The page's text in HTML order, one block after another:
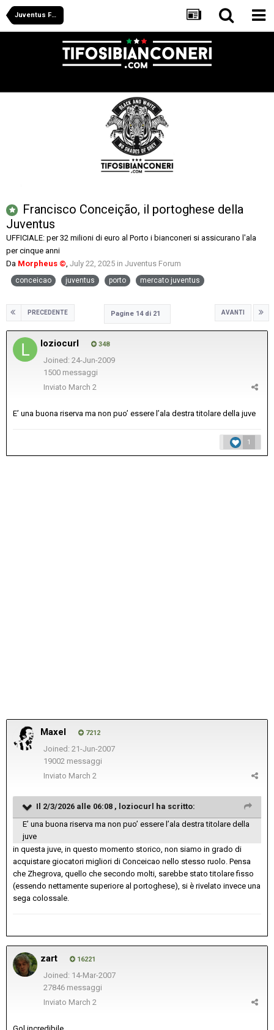
Juventus Forum
Francisco Conceição, il portoghese della
Juventus
UFFICIALE: per 32 milioni di euro al Porto i bianconeri si assicurano l'ala
per cinque anni
Da Morpheus ©, July 22, 2025 in Juventus Forum
conceicao juventus porto mercato juventus
PRECEDENTE AVANTI
Pagine 14 di 21
loziocurl 348
Joined: 24-Jun-2009
1500 messaggi
Inviato March 2
E’ una buona riserva ma non puo’ essere l’ala destra titolare della juve
1
Maxel 7212
Joined: 21-Jun-2007
19002 messaggi
Inviato March 2
Il 2/3/2026 alle 06:08 , loziocurl ha scritto:
E’ una buona riserva ma non puo’ essere l’ala destra titolare della
juve
in questa juve, in questo momento storico, non siamo in grado di
acquistare giocatori migliori di Conceicao nello stesso ruolo. Pensa
che Zhegrova, quello che secondo molti, sarebbe stato titolare fisso
(essendo nettamente superiore al portoghese), si è rivelato invece una
sega colossale.
zart 16221
Joined: 14-Mar-2007
27846 messaggi
Inviato March 2